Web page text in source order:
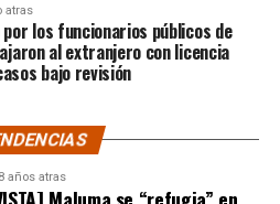
damos curso a una solicitud
exactitud pero que un
de la gente, se puede ver
el hecho de que esos casi
para Dante Jara, el
padecimiento es el mismo
poco, su padre, Fernando,
atras
por los funcionarios públicos de
al extranjero con licencia
bajo revisión
8 años atras
Maluma se “refugia” en